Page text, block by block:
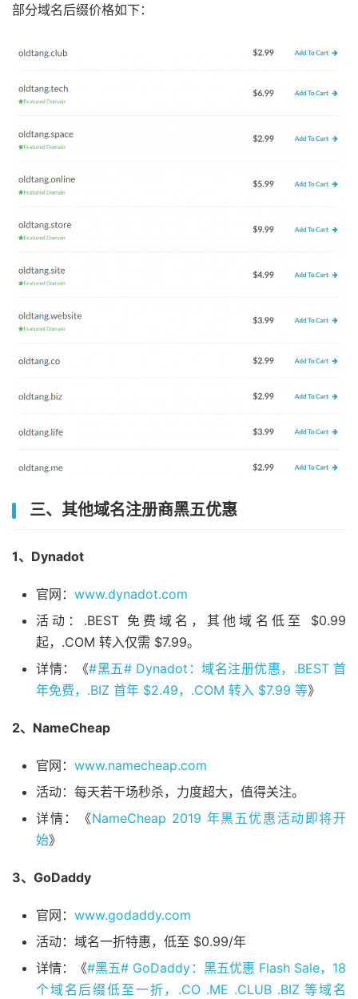
部分域名后缀价格如下：
三、其他域名注册商黑五优惠
1、Dynadot
官网： www.dynadot.com
活动：.BEST 免费域名，其他域名低至 $0.99
起，.COM 转入仅需 $7.99。
详情：《#黑五# Dynadot：域名注册优惠，.BEST 首
年免费，.BIZ 首年 $2.49，.COM 转入 $7.99 等》
2、NameCheap
官网： www.namecheap.com
活动：每天若干场秒杀，力度超大，值得关注。
详情：《NameCheap 2019 年黑五优惠活动即将开
始》
3、GoDaddy
官网： www.godaddy.com
活动：域名一折特惠，低至 $0.99/年
详情：《#黑五# GoDaddy：黑五优惠 Flash Sale，18
个域名后缀低至一折，.CO .ME .CLUB .BIZ 等域名